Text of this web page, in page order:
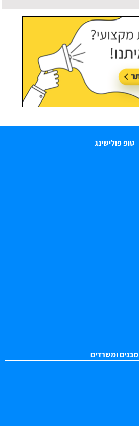
עודכן לאחרונה:16/07/2026, בשעה 10:36
טופ פולישינג
מבנים ומשרדים